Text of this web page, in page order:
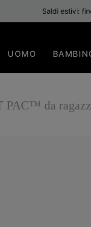
Saldi estivi:
UOMO
PAC™ da